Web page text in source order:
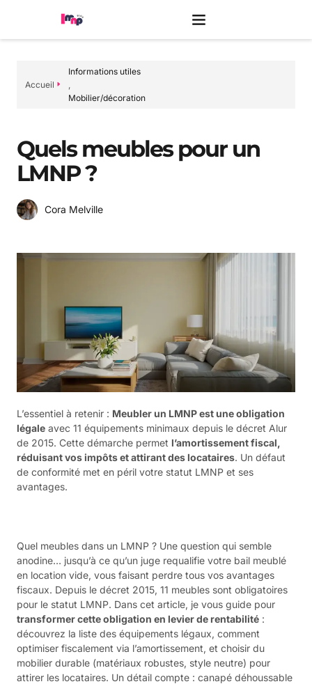
Accueil
Informations utiles
Mobilier/décoration
Quels meubles pour un
LMNP ?
Cora Melville
L’essentiel à retenir : Meubler un LMNP est une obligation
légale avec 11 équipements minimaux depuis le décret Alur
de 2015. Cette démarche permet l’amortissement fiscal,
réduisant vos impôts et attirant des locataires. Un défaut
de conformité met en péril votre statut LMNP et ses
avantages.
Quel meubles dans un LMNP ? Une question qui semble
anodine… jusqu’à ce qu’un juge requalifie votre bail meublé
en location vide, vous faisant perdre tous vos avantages
fiscaux. Depuis le décret 2015, 11 meubles sont obligatoires
pour le statut LMNP. Dans cet article, je vous guide pour
transformer cette obligation en levier de rentabilité :
découvrez la liste des équipements légaux, comment
optimiser fiscalement via l’amortissement, et choisir du
mobilier durable (matériaux robustes, style neutre) pour
attirer les locataires. Un détail compte : canapé déhoussable